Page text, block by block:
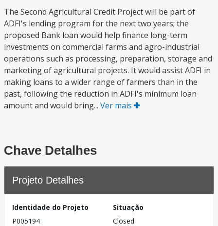
The Second Agricultural Credit Project will be part of
ADFI's lending program for the next two years; the
proposed Bank loan would help finance long-term
investments on commercial farms and agro-industrial
operations such as processing, preparation, storage and
marketing of agricultural projects. It would assist ADFI in
making loans to a wider range of farmers than in the
past, following the reduction in ADFI's minimum loan
amount and would bring... Ver mais
Chave Detalhes
Projeto Detalhes
Identidade do Projeto
P005194
Situação
Closed